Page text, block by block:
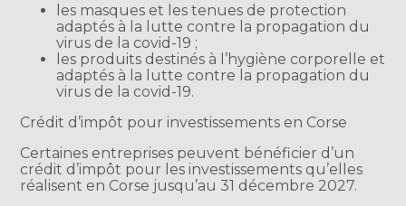
les masques et les tenues de protection
adaptés à la lutte contre la propagation du
virus de la covid-19 ;
les produits destinés à l’hygiène corporelle et
adaptés à la lutte contre la propagation du
virus de la covid-19.
Crédit d’impôt pour investissements en Corse
Certaines entreprises peuvent bénéficier d’un
crédit d’impôt pour les investissements qu’elles
réalisent en Corse jusqu’au 31 décembre 2027.